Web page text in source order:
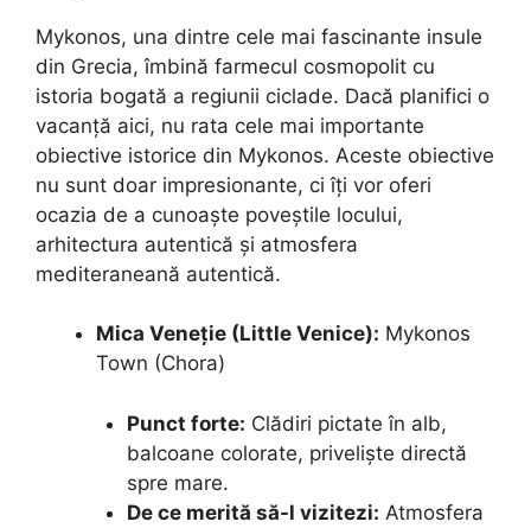
Mykonos, una dintre cele mai fascinante insule
din Grecia, îmbină farmecul cosmopolit cu
istoria bogată a regiunii ciclade. Dacă planifici o
vacanță aici, nu rata cele mai importante
obiective istorice din Mykonos. Aceste obiective
nu sunt doar impresionante, ci îți vor oferi
ocazia de a cunoaște poveștile locului,
arhitectura autentică și atmosfera
mediteraneană autentică.
Mica Veneție (Little Venice): Mykonos
Town (Chora)
Punct forte: Clădiri pictate în alb,
balcoane colorate, priveliște directă
spre mare.
De ce merită să-l vizitezi: Atmosfera